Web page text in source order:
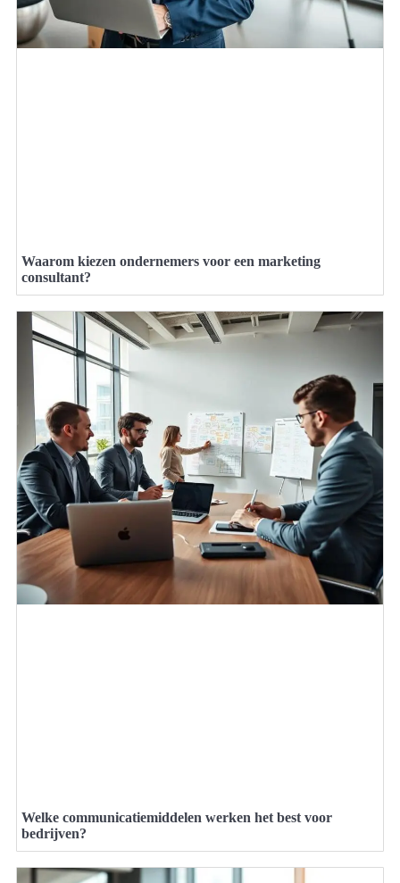
Waarom kiezen ondernemers voor een marketing
consultant?
Welke communicatiemiddelen werken het best voor
bedrijven?